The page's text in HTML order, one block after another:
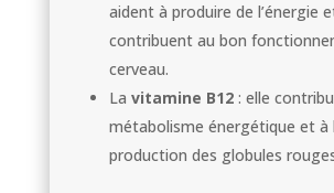
aident à produire de l’énergie
contribuent au bon
cerveau.
La vitamine B12: elle
métabolisme énergétique et à
production des globules